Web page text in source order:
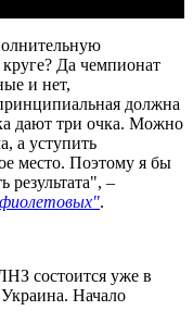
Да чемпионат
и нет,
должна
дают три очка. Можно
а уступить
место. Поэтому я бы
результата", –
.
состоится уже в
Начало